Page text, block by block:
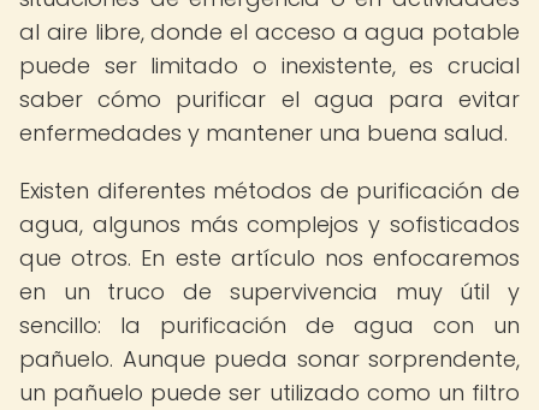
al aire libre, donde el acceso a agua potable
puede ser limitado o inexistente, es crucial
saber cómo purificar el agua para evitar
enfermedades y mantener una buena salud.
Existen diferentes métodos de purificación de
agua, algunos más complejos y sofisticados
que otros. En este artículo nos enfocaremos
en un truco de supervivencia muy útil y
sencillo: la purificación de agua con un
pañuelo. Aunque pueda sonar sorprendente,
un pañuelo puede ser utilizado como un filtro